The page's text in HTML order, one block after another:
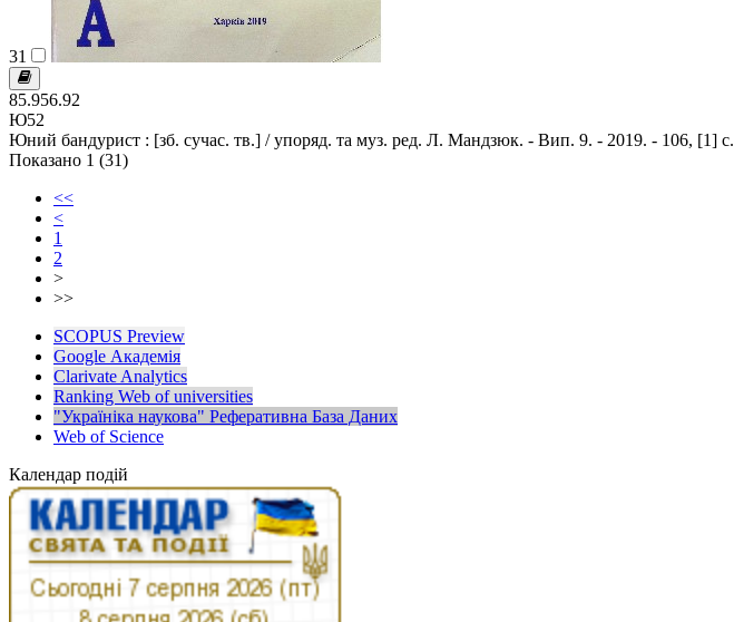
31
85.956.92
Ю52
Юний бандурист : [зб. сучас. тв.] / упоряд. та муз. ред. Л. Мандзюк. - Вип. 9. - 2019. - 106, [1] с.
Показано 1 (31)
<<
<
1
2
>
>>
SCOPUS Preview
Google Академія
Clarivate Analytics
Ranking Web of universities
"Україніка наукова" Реферативна База Даних
Web of Science
Календар подій